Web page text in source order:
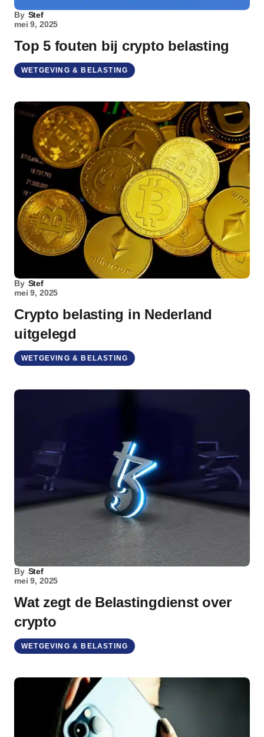
By Stef
mei 9, 2025
Top 5 fouten bij crypto belasting
WETGEVING & BELASTING
By Stef
mei 9, 2025
Crypto belasting in Nederland
uitgelegd
WETGEVING & BELASTING
By Stef
mei 9, 2025
Wat zegt de Belastingdienst over
crypto
WETGEVING & BELASTING